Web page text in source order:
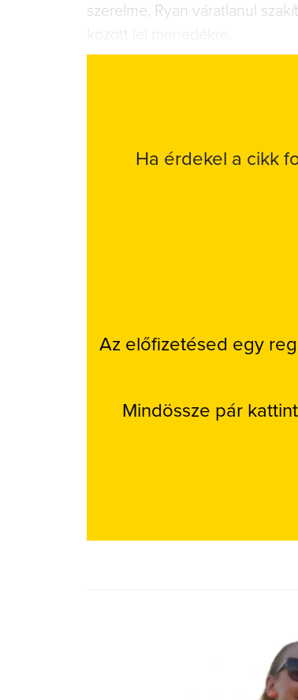
szerelme, Ryan váratlanul
Ha érdekel a cikk
Az előfizetésed egy
Mindössze pár